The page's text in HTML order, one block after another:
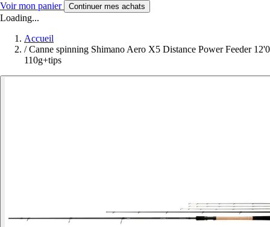
Voir mon panier Continuer mes achats
Loading...
Accueil
/ Canne spinning Shimano Aero X5 Distance Power Feeder 12'0
110g+tips